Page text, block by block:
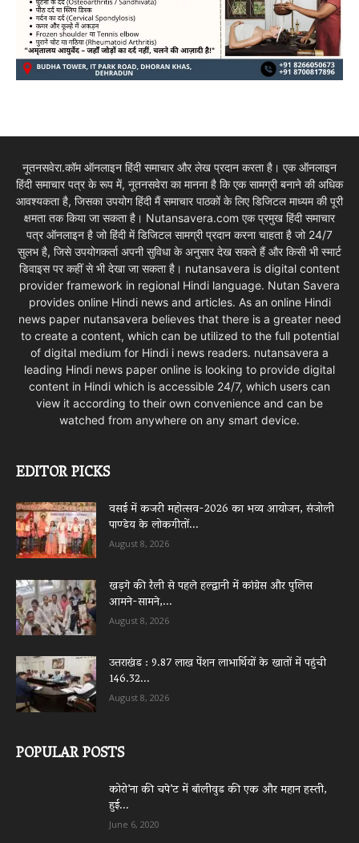
नूतनसवेरा.कॉम ऑनलाइन हिंदी समाचार और लेख प्रदान करता है। एक ऑनलाइन
हिंदी समाचार पत्र के रूप में, नूतनसवेरा का मानना है कि एक सामग्री बनाने की अधिक
आवश्यकता है, जिसका उपयोग हिंदी मैं समाचार पाठकों के लिए डिजिटल माध्यम की पूरी
क्षमता तक किया जा सकता है। Nutansavera.com एक प्रमुख हिंदी समाचार
पत्र ऑनलाइन है जो हिंदी में डिजिटल सामग्री प्रदान करना चाहता है जो 24/7
सुलभ है, जिसे उपयोगकर्ता अपनी सुविधा के अनुसार देख सकते हैं और किसी भी स्मार्ट
डिवाइस पर कहीं से भी देखा जा सकता है। nutansavera is digital content
provider framework in regional Hindi language. Nutan Savera
provides online Hindi news and articles. As an online Hindi
news paper nutansavera believes that there is a greater need
to create a content, which can be utilized to the full potential
of digital medium for Hindi i news readers. nutansavera a
leading Hindi news paper online is looking to provide digital
content in Hindi which is accessible 24/7, which users can
view it according to their own convenience and can be
watched from anywhere on any smart device.
EDITOR PICKS
वसई में कजरी महोत्सव-2026 का भव्य आयोजन, संजोली
पाण्डेय के लोकगीतों...
August 8, 2026
खड़गे की रैली से पहले हल्द्वानी में कांग्रेस और पुलिस
आमने-सामने,...
August 8, 2026
उत्तराखंड : 9.87 लाख पेंशन लाभार्थियों के खातों में पहुंची
146.32...
August 8, 2026
POPULAR POSTS
कोरो’ना की चपे’ट में बॉलीवुड की एक और महान हस्ती,
हुई...
June 6, 2020